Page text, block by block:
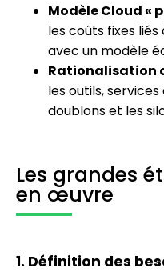
Modèle Cloud «
les coûts fixes
avec un modèle
Rationalisation
les outils,
doublons et les
Les grandes
en œuvre
1. Définition des